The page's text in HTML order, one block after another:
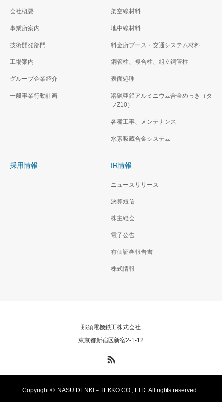
会社概要
事業所案内
技術開発部門
工場案内
グループ企業紹介
一般事業行動計画
架空線材料
地中線材料
料金所ブース・交通システム材料
鋼管柱、複合柱、組立鋼管柱
表面処理
溶融亜鉛アルミニウム合金めっき（タ
フZ10）
各種工事、メンテナンス
水素吸蔵合金システム
採用情報 IR情報
ニュースリリース
決算短信
株主総会
電子公告
有価証券報告書
株式情報
那須電機鉄工株式会社
東京都新宿区新宿2-1-12
Copyright © NASU DENKI－TEKKO CO., LTD. All rights reserved..